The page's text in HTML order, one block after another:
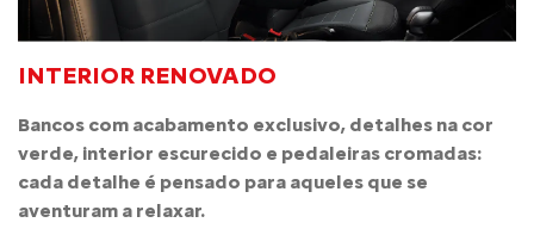
INTERIOR RENOVADO
Bancos com acabamento exclusivo, detalhes na cor
verde, interior escurecido e pedaleiras cromadas:
cada detalhe é pensado para aqueles que se
aventuram a relaxar.